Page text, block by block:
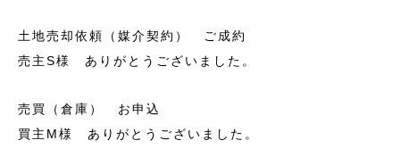
土地売却依頼（媒介契約） ご成約
売主S様 ありがとうございました。
売買（倉庫） お申込
買主M様 ありがとうございました。